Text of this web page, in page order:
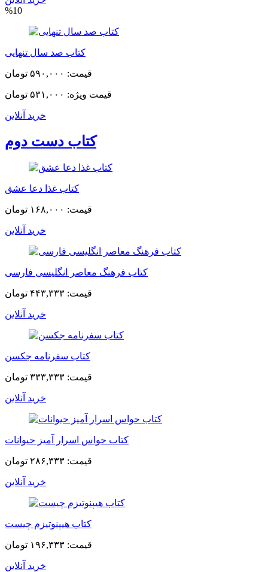
%10
کتاب صد سال تنهایی
قیمت: ۵۹۰,۰۰۰ تومان
قیمت ویژه: ۵۳۱,۰۰۰ تومان
خرید آنلاین
کتاب دست دوم
کتاب غذا دعا عشق
قیمت: ۱۶۸,۰۰۰ تومان
خرید آنلاین
کتاب فرهنگ معاصر انگلیسی فارسی
قیمت: ۴۴۳,۳۳۳ تومان
خرید آنلاین
کتاب سفرنامه جکسن
قیمت: ۳۳۳,۳۳۳ تومان
خرید آنلاین
کتاب حواس اسرار آمیز حیوانات
قیمت: ۲۸۶,۳۳۳ تومان
خرید آنلاین
کتاب هیپنوتیزم چیست
قیمت: ۱۹۶,۳۳۳ تومان
خرید آنلاین